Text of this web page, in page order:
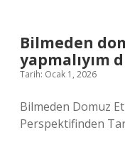
Bilmeden
yapmalıyım
Tarih: Ocak 1, 2026
Bilmeden Domuz
Perspektifinden